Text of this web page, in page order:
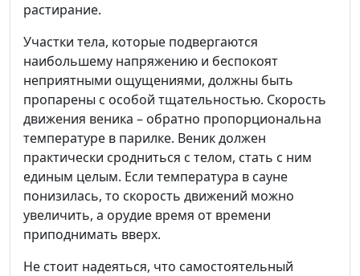
растирание.
Участки тела, которые подвергаются
наибольшему напряжению и беспокоят
неприятными ощущениями, должны быть
пропарены с особой тщательностью. Скорость
движения веника – обратно пропорциональна
температуре в парилке. Веник должен
практически сродниться с телом, стать с ним
единым целым. Если температура в сауне
понизилась, то скорость движений можно
увеличить, а орудие время от времени
приподнимать вверх.
Не стоит надеяться, что самостоятельный